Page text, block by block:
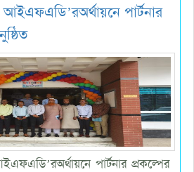
পার্টনার
পার্টনার প্রকল্পের